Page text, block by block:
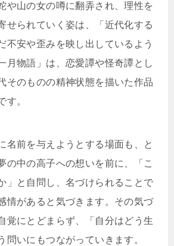
や山の女の噂に翻弄され、理性を
せられていく姿は、「近代化する
不安や歪みを映し出しているよう
月物語」は、恋愛譚や怪奇譚とし
そのものの精神状態を描いた作品
す。
名前を与えようとする場面も、と
の中の高子への想いを前に、「こ
」と自問し、名づけられることで
情があると気づきます。その気づ
覚にとどまらず、「自分はどう生
問いにもつながっていきます。